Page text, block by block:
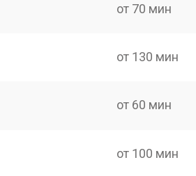
от 70 мин
от 130 мин
от 60 мин
от 100 мин